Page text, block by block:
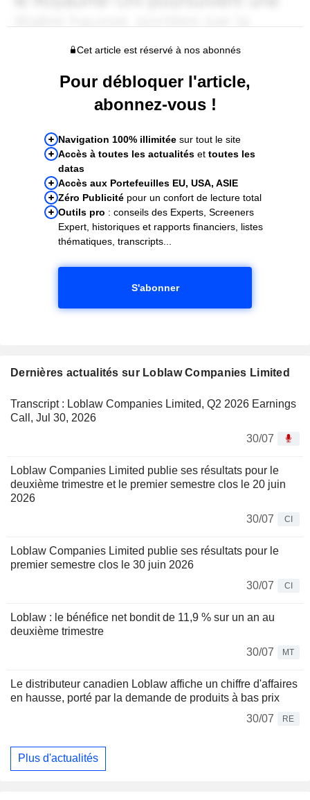
Cet article est réservé à nos abonnés
Pour débloquer l'article,
abonnez-vous !
Navigation 100% illimitée sur tout le site
Accès à toutes les actualités et toutes les
datas
Accès aux Portefeuilles EU, USA, ASIE
Zéro Publicité pour un confort de lecture total
Outils pro : conseils des Experts, Screeners
Expert, historiques et rapports financiers, listes
thématiques, transcripts...
S'abonner
Dernières actualités sur Loblaw Companies Limited
Transcript : Loblaw Companies Limited, Q2 2026 Earnings
Call, Jul 30, 2026
30/07
Loblaw Companies Limited publie ses résultats pour le
deuxième trimestre et le premier semestre clos le 20 juin
2026
30/07
CI
Loblaw Companies Limited publie ses résultats pour le
premier semestre clos le 30 juin 2026
30/07
CI
Loblaw : le bénéfice net bondit de 11,9 % sur un an au
deuxième trimestre
30/07
MT
Le distributeur canadien Loblaw affiche un chiffre d'affaires
en hausse, porté par la demande de produits à bas prix
30/07
RE
Plus d'actualités